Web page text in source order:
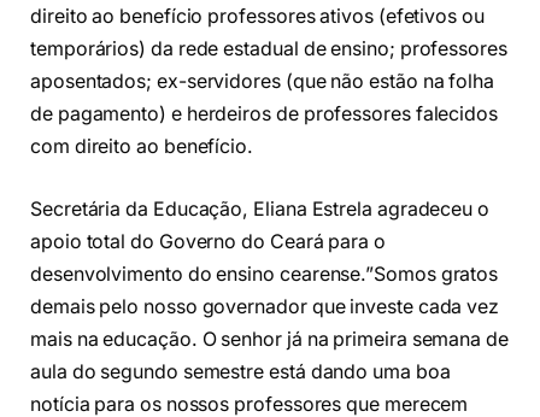
direito ao benefício professores ativos (efetivos ou
temporários) da rede estadual de ensino; professores
aposentados; ex-servidores (que não estão na folha
de pagamento) e herdeiros de professores falecidos
com direito ao benefício.
Secretária da Educação, Eliana Estrela agradeceu o
apoio total do Governo do Ceará para o
desenvolvimento do ensino cearense.”Somos gratos
demais pelo nosso governador que investe cada vez
mais na educação. O senhor já na primeira semana de
aula do segundo semestre está dando uma boa
notícia para os nossos professores que merecem